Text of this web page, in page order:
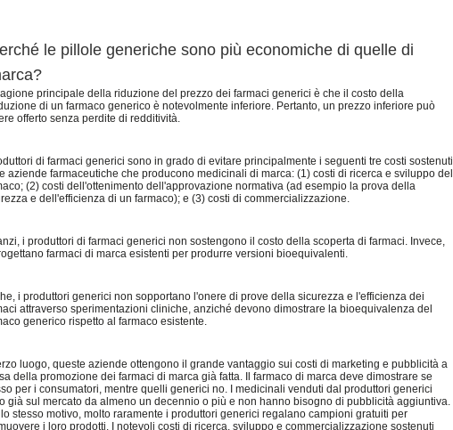
le pillole generiche sono più economiche di quelle di
principale della riduzione del prezzo dei farmaci generici è che il costo della
di un farmaco generico è notevolmente inferiore. Pertanto, un prezzo inferiore può
offerto senza perdite di redditività.
di farmaci generici sono in grado di evitare principalmente i seguenti tre costi sostenuti
aziende farmaceutiche che producono medicinali di marca: (1) costi di ricerca e sviluppo del
(2) costi dell'ottenimento dell'approvazione normativa (ad esempio la prova della
e dell'efficienza di un farmaco); e (3) costi di commercializzazione.
i produttori di farmaci generici non sostengono il costo della scoperta di farmaci. Invece,
farmaci di marca esistenti per produrre versioni bioequivalenti.
i produttori generici non sopportano l'onere di prove della sicurezza e l'efficienza dei
attraverso sperimentazioni cliniche, anziché devono dimostrare la bioequivalenza del
generico rispetto al farmaco esistente.
luogo, queste aziende ottengono il grande vantaggio sui costi di marketing e pubblicità a
della promozione dei farmaci di marca già fatta. Il farmaco di marca deve dimostrare se
per i consumatori, mentre quelli generici no. I medicinali venduti dal produttori generici
già sul mercato da almeno un decennio o più e non hanno bisogno di pubblicità aggiuntiva.
lo stesso motivo, molto raramente i produttori generici regalano campioni gratuiti per
i loro prodotti. I notevoli costi di ricerca, sviluppo e commercializzazione sostenuti